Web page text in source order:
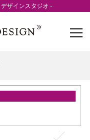
ザインスタジオ -